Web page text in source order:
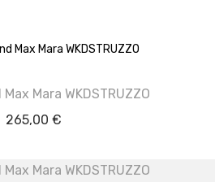
Mara WKDSTRUZZO
265,00 €
Mara WKDSTRUZZO